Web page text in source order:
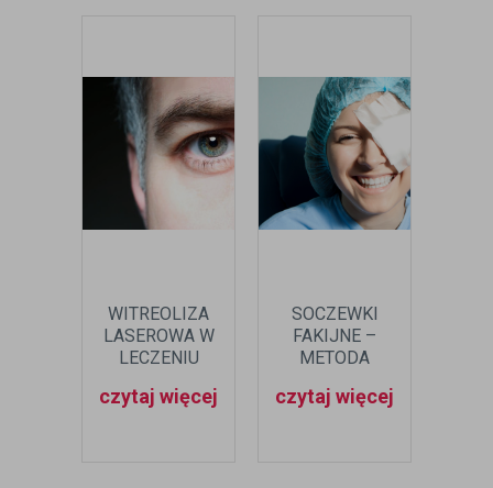
WITREOLIZA
LASEROWA W
LECZENIU
czytaj więcej
SOCZEWKI
FAKIJNE –
METODA
KOREKCJI
czytaj więcej